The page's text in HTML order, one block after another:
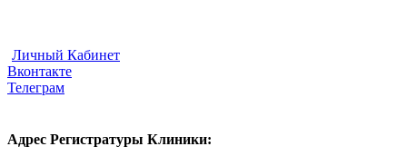
Личный Кабинет
Вконтакте
Телеграм
Адрес Регистратуры Клиники: